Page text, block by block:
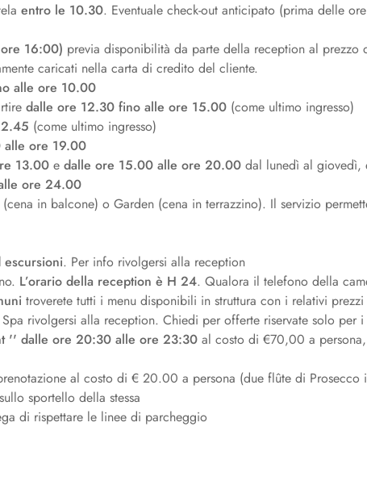
entro le 10.30. Eventuale check-out anticipato (prima delle
16:00) previa disponibilità da parte della reception al
caricati nella carta di credito del cliente.
alle ore 10.00
dalle ore 12.30 fino alle ore 15.00 (come ultimo ingresso)
(come ultimo ingresso)
ore 19.00
13.00 e dalle ore 15.00 alle ore 20.00 dal lunedì al
ore 24.00
in balcone) o Garden (cena in terrazzino). Il servizio
. Per info rivolgersi alla reception
L’orario della reception è H 24. Qualora il telefono della
troverete tutti i menu disponibili in struttura con i relativi
rivolgersi alla reception. Chiedi per offerte riservate solo per
'' dalle ore 20:30 alle ore 23:30 al costo di €70,00 a
al costo di € 20.00 a persona (due flûte di Prosecco
sportello della stessa
di rispettare le linee di parcheggio